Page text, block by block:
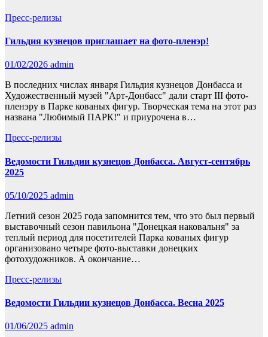
Пресс-релизы
Гильдия кузнецов приглашает на фото-пленэр!
01/02/2026 admin
В последних числах января Гильдия кузнецов Донбасса и
Художественный музей "Арт-Донбасс" дали старт III фото-
пленэру в Парке кованых фигур. Творческая тема на этот раз
названа "Любимый ПАРК!" и приурочена в…
Пресс-релизы
Ведомости Гильдии кузнецов Донбасса. Август-сентябрь
2025
05/10/2025 admin
Летний сезон 2025 года запомнится тем, что это был первый
выставочный сезон павильона "Донецкая наковальня" за
теплый период для посетителей Парка кованых фигур
организовано четыре фото-выставки донецких
фотохудожников. А окончание…
Пресс-релизы
Ведомости Гильдии кузнецов Донбасса. Весна 2025
01/06/2025 admin